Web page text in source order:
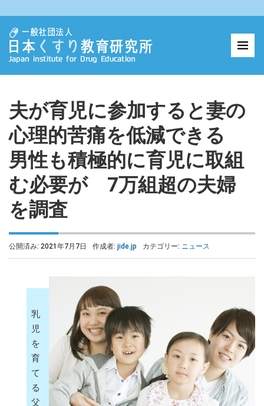
夫が育児に参加すると妻の
心理的苦痛を低減できる
男性も積極的に育児に取組
む必要が 7万組超の夫婦
を調査
公開済み: 2021年7月7日 作成者: jide.jp カテゴリー: ニュース
乳
児
を
育
て
る
父